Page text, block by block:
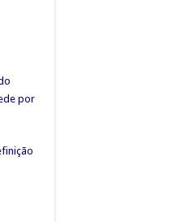
por